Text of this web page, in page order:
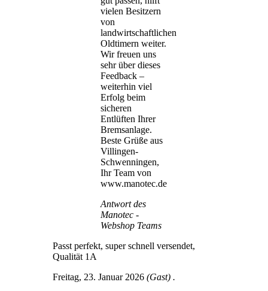
vielen Besitzern
von
landwirtschaftlichen
Oldtimern weiter.
Wir freuen uns
sehr über dieses
Feedback –
weiterhin viel
Erfolg beim
sicheren
Entlüften Ihrer
Bremsanlage.
Beste Grüße aus
Villingen-
Schwenningen,
Ihr Team von
www.manotec.de
Antwort des
Manotec -
Webshop Teams
Passt perfekt, super schnell versendet,
Qualität 1A
Freitag, 23. Januar 2026 (Gast) .